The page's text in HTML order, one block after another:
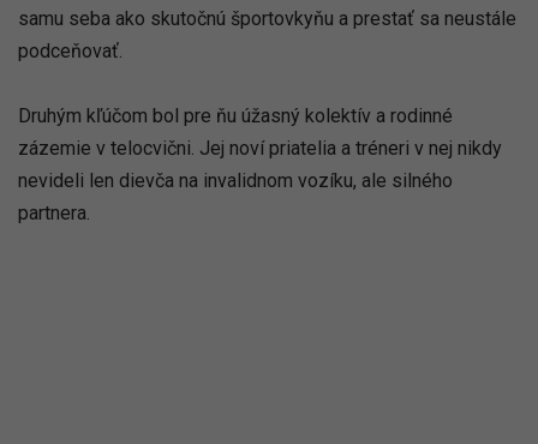
samu seba ako skutočnú športovkyňu a prestať sa neustále
podceňovať.
Druhým kľúčom bol pre ňu úžasný kolektív a rodinné
zázemie v telocvični. Jej noví priatelia a tréneri v nej nikdy
nevideli len dievča na invalidnom vozíku, ale silného
partnera.